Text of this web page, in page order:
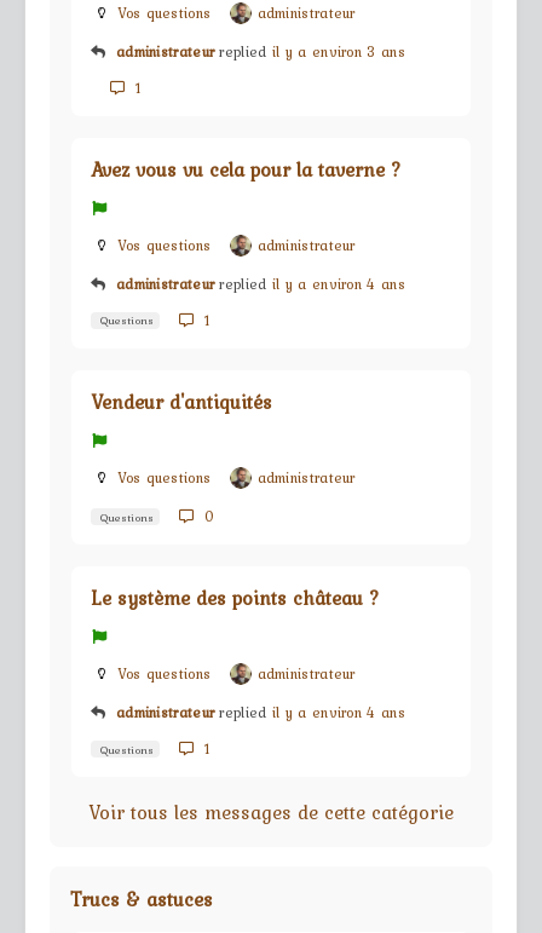
Vos questions
administrateur
administrateur replied il y a environ 3 ans
1
Avez vous vu cela pour la taverne ?
Vos questions
administrateur
administrateur replied il y a environ 4 ans
Questions 1
Vendeur d'antiquités
Vos questions administrateur
Questions 0
Le système des points château ?
Vos questions
administrateur
administrateur replied il y a environ 4 ans
Questions 1
Voir tous les messages de cette catégorie
Trucs & astuces